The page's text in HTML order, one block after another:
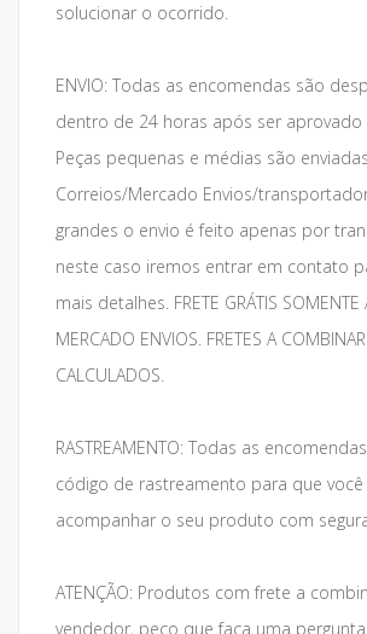
solucionar o ocorrido.
ENVIO: Todas as encomendas são
dentro de 24 horas após ser
Peças pequenas e médias são
Correios/Mercado Envios/
grandes o envio é feito apenas por
neste caso iremos entrar em contato
mais detalhes. FRETE GRÁTIS SOMENTE
MERCADO ENVIOS. FRETES A
CALCULADOS.
RASTREAMENTO: Todas as
código de rastreamento para que
acompanhar o seu produto com
ATENÇÃO: Produtos com frete a
vendedor, peço que faça uma